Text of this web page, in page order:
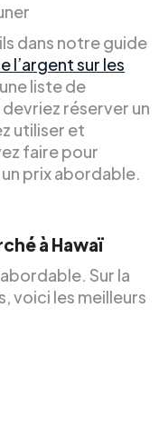
dans notre guide
l’argent sur les
liste de
réserver un
utiliser et
faire pour
prix abordable.
à Hawaï
Sur la
voici les meilleurs